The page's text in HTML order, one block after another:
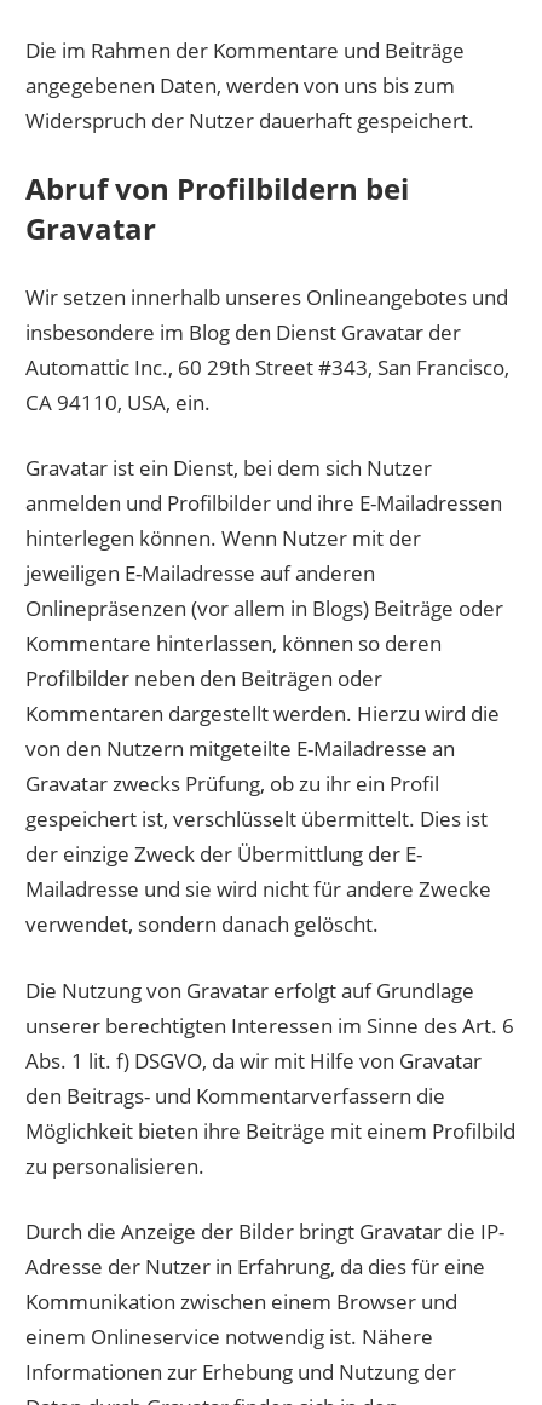
Die im Rahmen der Kommentare und Beiträge
angegebenen Daten, werden von uns bis zum
Widerspruch der Nutzer dauerhaft gespeichert.
Abruf von Profilbildern bei
Gravatar
Wir setzen innerhalb unseres Onlineangebotes und
insbesondere im Blog den Dienst Gravatar der
Automattic Inc., 60 29th Street #343, San Francisco,
CA 94110, USA, ein.
Gravatar ist ein Dienst, bei dem sich Nutzer
anmelden und Profilbilder und ihre E-Mailadressen
hinterlegen können. Wenn Nutzer mit der
jeweiligen E-Mailadresse auf anderen
Onlinepräsenzen (vor allem in Blogs) Beiträge oder
Kommentare hinterlassen, können so deren
Profilbilder neben den Beiträgen oder
Kommentaren dargestellt werden. Hierzu wird die
von den Nutzern mitgeteilte E-Mailadresse an
Gravatar zwecks Prüfung, ob zu ihr ein Profil
gespeichert ist, verschlüsselt übermittelt. Dies ist
der einzige Zweck der Übermittlung der E-
Mailadresse und sie wird nicht für andere Zwecke
verwendet, sondern danach gelöscht.
Die Nutzung von Gravatar erfolgt auf Grundlage
unserer berechtigten Interessen im Sinne des Art. 6
Abs. 1 lit. f) DSGVO, da wir mit Hilfe von Gravatar
den Beitrags- und Kommentarverfassern die
Möglichkeit bieten ihre Beiträge mit einem Profilbild
zu personalisieren.
Durch die Anzeige der Bilder bringt Gravatar die IP-
Adresse der Nutzer in Erfahrung, da dies für eine
Kommunikation zwischen einem Browser und
einem Onlineservice notwendig ist. Nähere
Informationen zur Erhebung und Nutzung der